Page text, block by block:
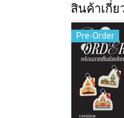
สินค้าเกี่ย
Pre-Order